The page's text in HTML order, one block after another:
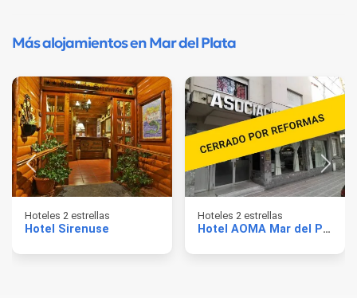
Más alojamientos en Mar del Plata
Hoteles 2 estrellas
Hotel Sirenuse
Hoteles 2 estrellas
Hotel AOMA Mar del Plata